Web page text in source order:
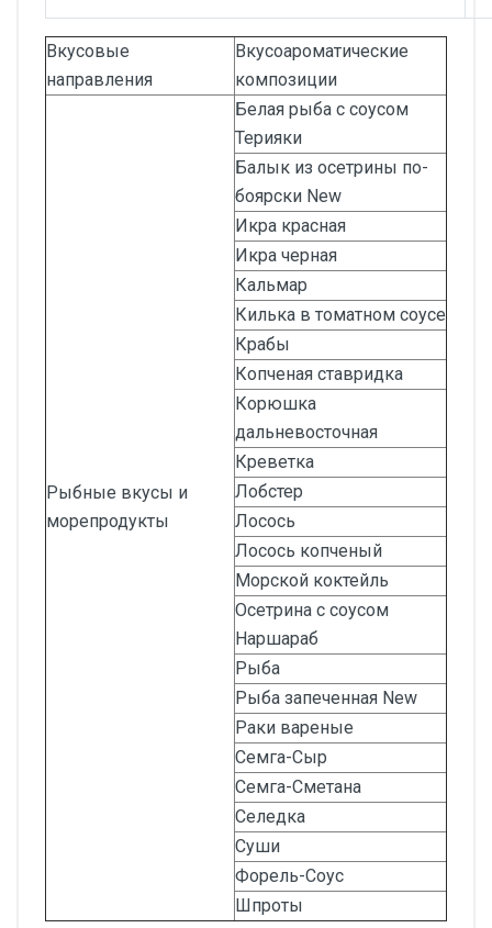
Вкусовые
направления
Вкусоароматические
композиции
Рыбные вкусы и
морепродукты
Белая рыба с соусом
Терияки
Балык из осетрины по-
боярски New
Икра красная
Икра черная
Кальмар
Килька в томатном соусе
Крабы
Копченая ставридка
Корюшка
дальневосточная
Креветка
Лобстер
Лосось
Лосось копченый
Морской коктейль
Осетрина с соусом
Наршараб
Рыба
Рыба запеченная New
Раки вареные
Семга-Сыр
Семга-Сметана
Селедка
Суши
Форель-Соус
Шпроты